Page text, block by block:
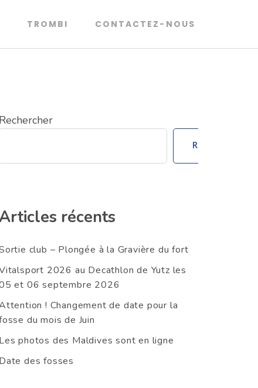
TROMBI CONTACTEZ-NOUS
Rechercher
Rechercher
récents
club – Plongée à la Gravière du fort
2026 au Decathlon de Yutz les
et 06 septembre 2026
! Changement de date pour la
du mois de Juin
Les photos des Maldives sont en ligne
Date des fosses